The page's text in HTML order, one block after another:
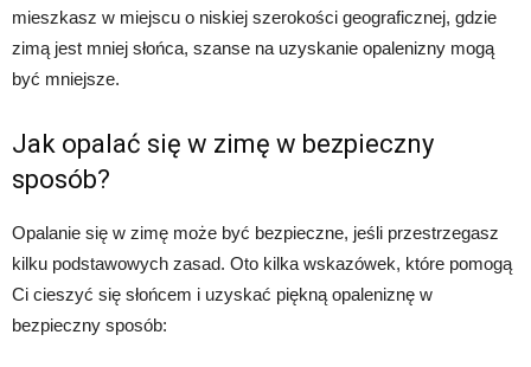
mieszkasz w miejscu o niskiej szerokości geograficznej, gdzie
zimą jest mniej słońca, szanse na uzyskanie opalenizny mogą
być mniejsze.
Jak opalać się w zimę w bezpieczny
sposób?
Opalanie się w zimę może być bezpieczne, jeśli przestrzegasz
kilku podstawowych zasad. Oto kilka wskazówek, które pomogą
Ci cieszyć się słońcem i uzyskać piękną opaleniznę w
bezpieczny sposób: